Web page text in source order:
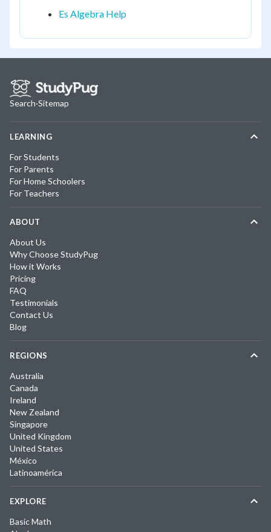
Es Algebra Help
Search·Sitemap
LEARNING
For Students
For Parents
For Home Schoolers
For Teachers
ABOUT
About Us
Why Choose StudyPug
How it Works
Pricing
FAQ
Testimonials
Contact Us
Blog
REGIONS
Australia
Canada
Ireland
New Zealand
Singapore
United Kingdom
United States
México
Latinoamérica
EXPLORE
Basic Math